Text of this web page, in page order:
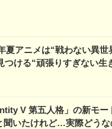
夏アニメは“戦わない異世
つける“頑張りすぎない生
V 第五人格」の新モ
聞いたけれど…実際どう